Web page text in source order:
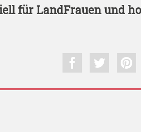
für LandFrauen und